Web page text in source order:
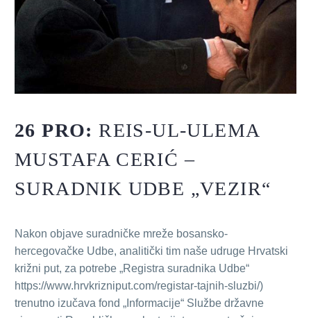
26 PRO:REIS-UL-ULEMA
MUSTAFA CERIĆ –
SURADNIK UDBE „VEZIR“
Nakon objave suradničke mreže bosansko-
hercegovačke Udbe, analitički tim naše udruge Hrvatski
križni put, za potrebe „Registra suradnika Udbe“
https://www.hrvkrizniput.com/registar-tajnih-sluzbi/)
trenutno izučava fond „Informacije“ Službe državne